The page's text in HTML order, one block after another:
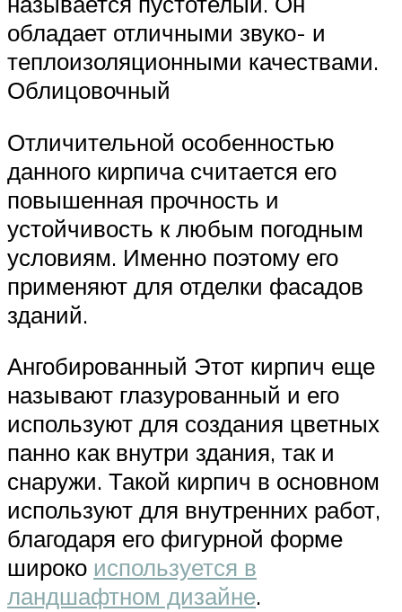
обладает отличными звуко- и
теплоизоляционными качествами.
Облицовочный
Отличительной особенностью
данного кирпича считается его
повышенная прочность и
устойчивость к любым погодным
условиям. Именно поэтому его
применяют для отделки фасадов
зданий.
Ангобированный Этот кирпич еще
называют глазурованный и его
используют для создания цветных
панно как внутри здания, так и
снаружи. Такой кирпич в основном
используют для внутренних работ,
благодаря его фигурной форме
широко используется в
ландшафтном дизайне.